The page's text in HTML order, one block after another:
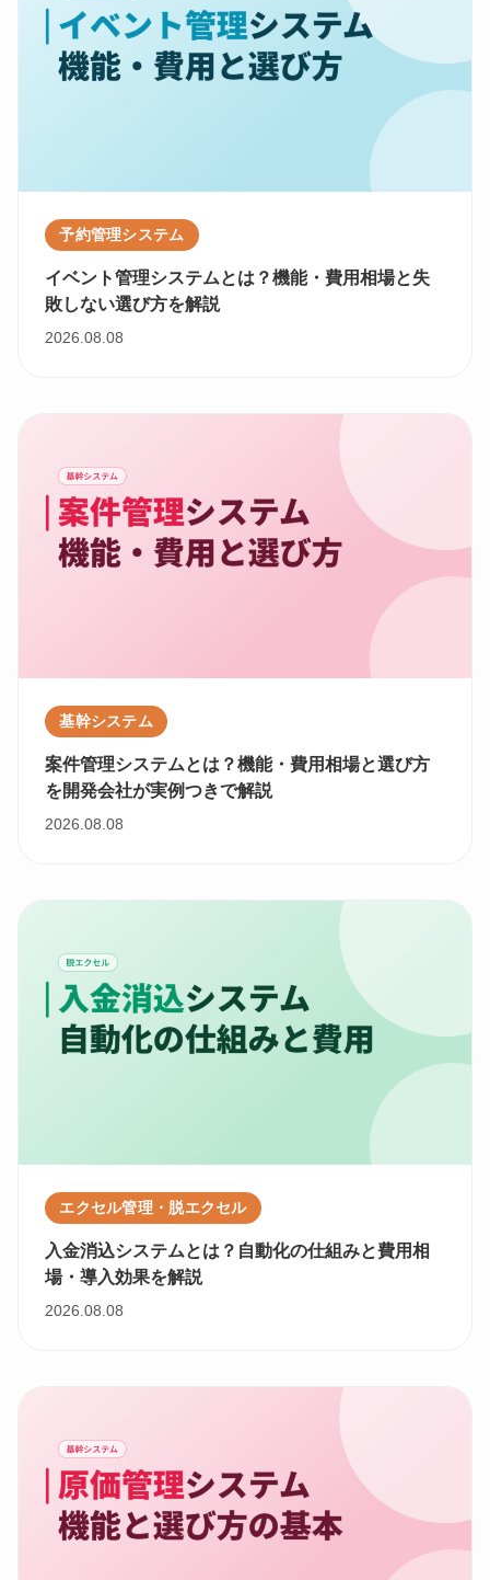
予約管理システム
イベント管理システムとは？機能・費用相場と失
敗しない選び方を解説
2026.08.08
基幹システム
案件管理システムとは？機能・費用相場と選び方
を開発会社が実例つきで解説
2026.08.08
エクセル管理・脱エクセル
入金消込システムとは？自動化の仕組みと費用相
場・導入効果を解説
2026.08.08